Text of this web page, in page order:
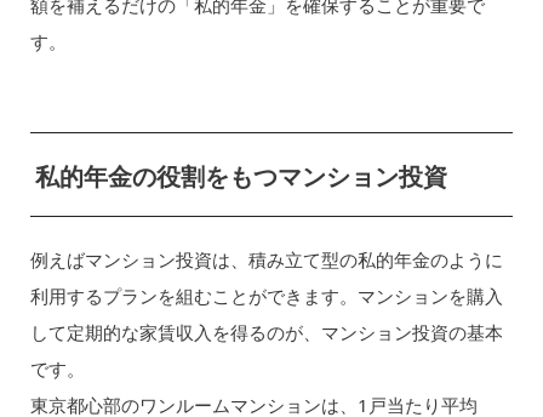
額を補えるだけの「私的年金」を確保することが重要で
す。
私的年金の役割をもつマンション投資
例えばマンション投資は、積み立て型の私的年金のように
利用するプランを組むことができます。マンションを購入
して定期的な家賃収入を得るのが、マンション投資の基本
です。
東京都心部のワンルームマンションは、1戸当たり平均